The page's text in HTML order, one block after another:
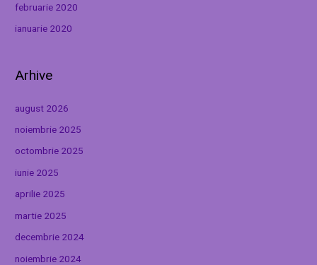
februarie 2020
ianuarie 2020
Arhive
august 2026
noiembrie 2025
octombrie 2025
iunie 2025
aprilie 2025
martie 2025
decembrie 2024
noiembrie 2024